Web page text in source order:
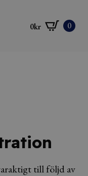
0kr 0
till följd av